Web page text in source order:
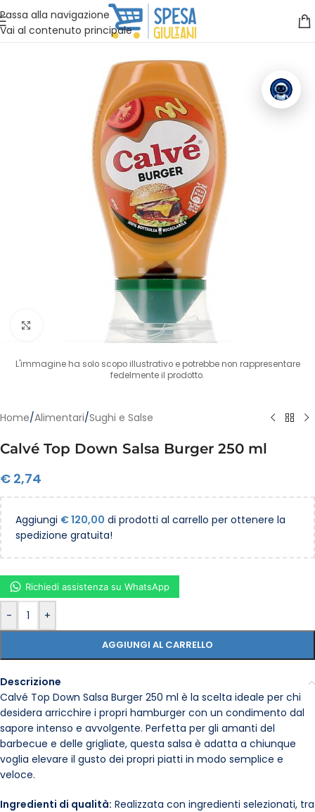
Passa alla navigazione
Vai al contenuto principale
Vuoi assistenza?Clicca qui e ti richiamiamo noi
Clicca per ingrandire
L'immagine ha solo scopo illustrativo e potrebbe non rappresentare
fedelmente il prodotto.
Home/Alimentari/Sughi e Salse
Calvé Top Down Salsa Burger 250 ml
€ 2,74
Aggiungi €120,00 di prodotti al carrello per ottenere la
spedizione gratuita!
- +
AGGIUNGI AL CARRELLO
Richiedi assistenza su WhatsApp
Descrizione
Calvé Top Down Salsa Burger 250 ml è la scelta ideale per chi
desidera arricchire i propri hamburger con un condimento dal
sapore intenso e avvolgente. Perfetta per gli amanti del
barbecue e delle grigliate, questa salsa è adatta a chiunque
voglia elevare il gusto dei propri piatti in modo semplice e
veloce.
Ingredienti di qualità: Realizzata con ingredienti selezionati, tra